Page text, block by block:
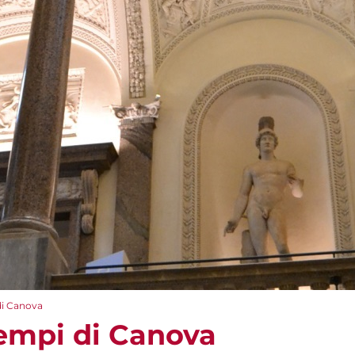
Canova
di Canova